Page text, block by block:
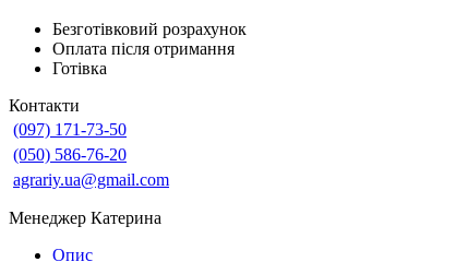
Безготівковий розрахунок
Оплата після отримання
Готівка
Контакти
(097) 171-73-50
(050) 586-76-20
agrariy.ua@gmail.com
Менеджер Катерина
Опис